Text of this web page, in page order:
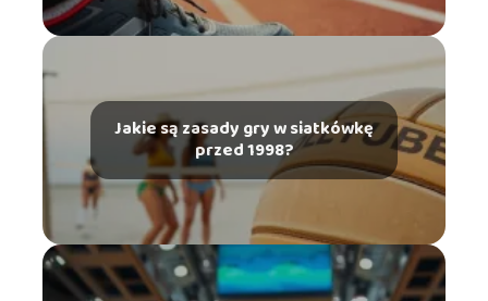
Jakie są zasady gry w siatkówkę
przed 1998?